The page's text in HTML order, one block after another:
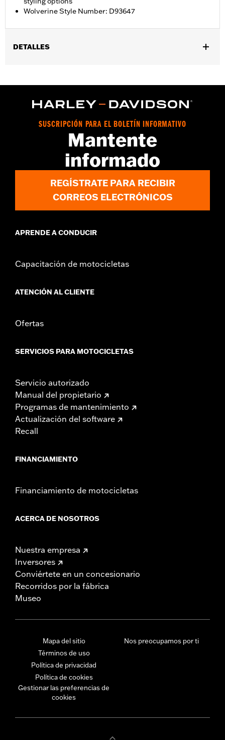
Wolverine Style Number: D93647
DETALLES
Características funcionales:Antideslizante
www.h-d.com/warranty
for full details
Leather
SUSCRIPCIÓN PARA EL BOLETÍN INFORMATIVO
Mantente
informado
REGÍSTRATE PARA RECIBIR
CORREOS ELECTRÓNICOS
APRENDE A CONDUCIR
Capacitación de motocicletas
ATENCIÓN AL CLIENTE
Ofertas
SERVICIOS PARA MOTOCICLETAS
Servicio autorizado
Manual del propietario
Programas de mantenimiento
Actualización del software
Recall
FINANCIAMIENTO
Financiamiento de motocicletas
ACERCA DE NOSOTROS
Nuestra empresa
Inversores
Conviértete en un concesionario
Recorridos por la fábrica
Museo
Mapa del sitio
Términos de uso
Política de privacidad
Política de cookies
Gestionar las preferencias de
cookies
Nos preocupamos por ti